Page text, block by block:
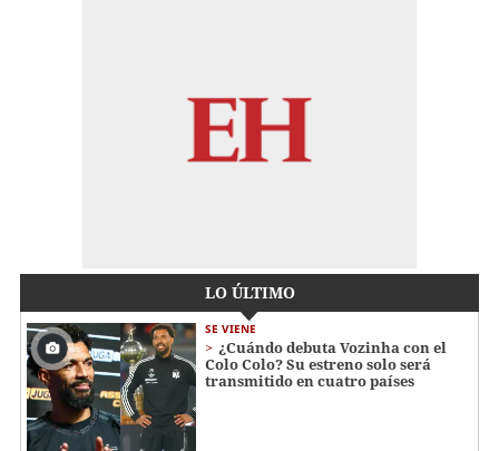
LO ÚLTIMO
SE VIENE
¿Cuándo debuta Vozinha con el
Colo Colo? Su estreno solo será
transmitido en cuatro países